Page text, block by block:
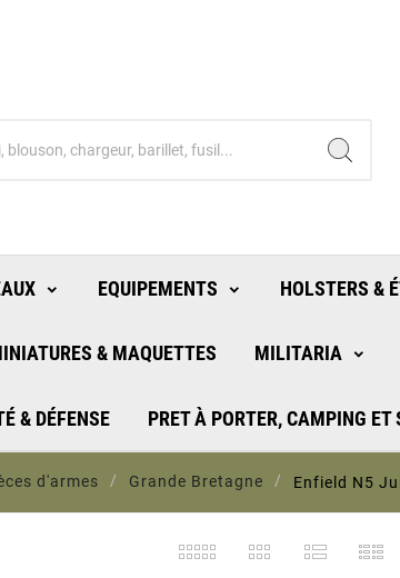
EQUIPEMENTS HOLSTERS &
& MAQUETTES MILITARIA
& DÉFENSE PRET À PORTER, CAMPING
d'armes Grande Bretagne Enfield N5